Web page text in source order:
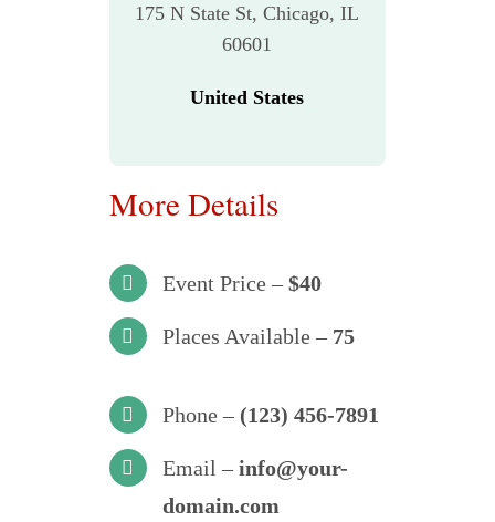
175 N State St, Chicago, IL
60601
United States
More Details
Event Price –$40
Places Available – 75
Phone – (123) 456-7891
Email –info@your-
domain.com